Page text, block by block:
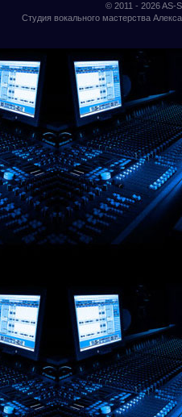
© 2011 - 2026AS-
Студия вокального мастерства